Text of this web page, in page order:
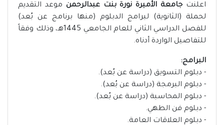
اعلنت جامعة الأميرة نورة بنت عبدالرحمن موعد التقديم
لحملة (الثانوية) لبرامج الدبلوم (منها برنامج عن بُعد)
للفصل الدراسي الثاني للعام الجامعي 1445هـ، وذلك وفقاً
للتفاصيل الواردة أدناه.
البرامج:
- دبلوم التسويق (دراسة عن بُعد).
- دبلوم البرمجة (دراسة عن بُعد).
- دبلوم المحاسبة (دراسة عن بُعد).
- دبلوم فن الطهي.
- دبلوم العلاقات العامة.